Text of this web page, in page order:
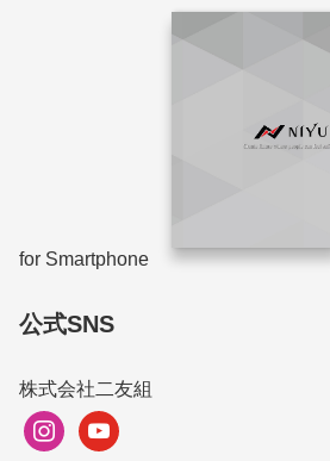
for Smartphone
公式SNS
株式会社二友組
instagramyoutube